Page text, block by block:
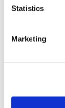
Statistics
Marketing